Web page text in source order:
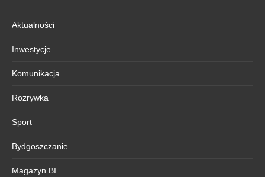
Aktualności
Inwestycje
Komunikacja
Rozrywka
Sport
Bydgoszczanie
Magazyn BI